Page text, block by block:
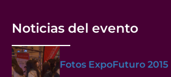
Noticias del evento
Fotos ExpoFuturo 2015